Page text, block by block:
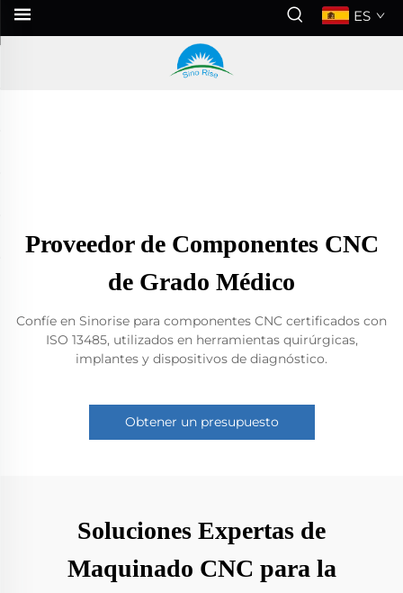
ES
Proveedor de Componentes CNC
de Grado Médico
Confíe en Sinorise para componentes CNC certificados con
ISO 13485, utilizados en herramientas quirúrgicas,
implantes y dispositivos de diagnóstico.
Obtener un presupuesto
Soluciones Expertas de
Maquinado CNC para la